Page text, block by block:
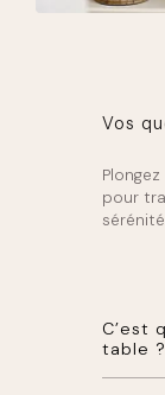
Vos
pour
C’est
table ?